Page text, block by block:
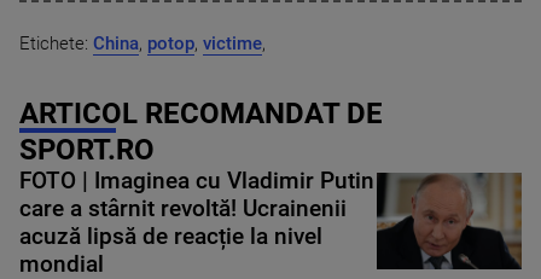
Etichete: China, potop, victime,
ARTICOL RECOMANDAT DE
SPORT.RO
FOTO | Imaginea cu Vladimir Putin
care a stârnit revoltă! Ucrainenii
acuză lipsă de reacție la nivel
mondial